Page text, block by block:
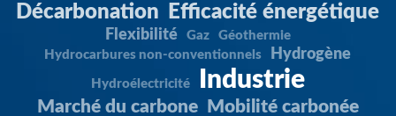
Décarbonation Efficacité énergétique
Flexibilité Gaz
Géothermie
Hydrocarbures non-conventionnels
Hydrogène
Hydroélectricité Industrie
Marché du carbone Mobilité carbonée